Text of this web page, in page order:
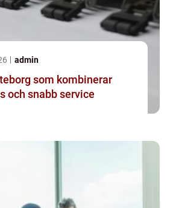
admin
som kombinerar
och snabb service